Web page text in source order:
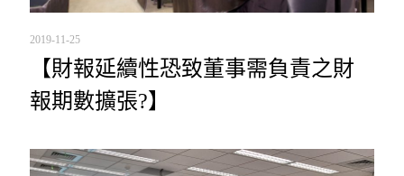
2019-11-25
【財報延續性恐致董事需負責之財
報期數擴張?】